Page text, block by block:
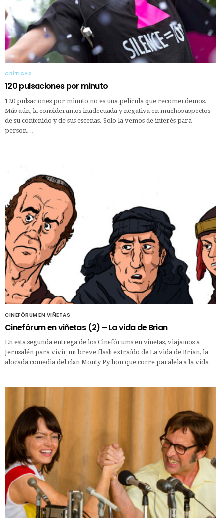
CRÍTICAS
120 pulsaciones por minuto
120 pulsaciones por minuto no es una película que recomendemos.
Más aún, la consideramos inadecuada y negativa en muchos aspectos
de su contenido y de sus escenas. Solo la vemos de interés para
person…
CINEFÓRUM EN VIÑETAS
Cinefórum en viñetas (2) – La vida de Brian
En esta segunda entrega de los Cinefórums en viñetas, viajamos a
Jerusalén para vivir un breve flash extraído de La vida de Brian, la
alocada comedia del clan Monty Python que corre paralela a la vida…